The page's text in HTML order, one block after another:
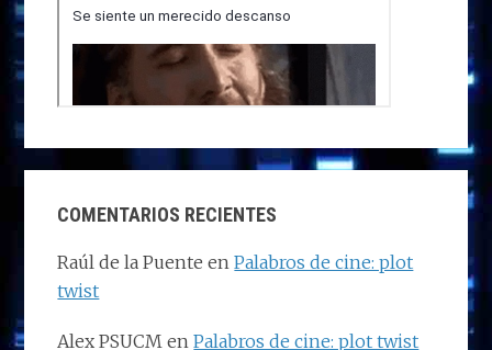
COMENTARIOS RECIENTES
Raúl de la Puente enPalabros de cine: plot
twist
Alex PSUCM enPalabros de cine: plot twist